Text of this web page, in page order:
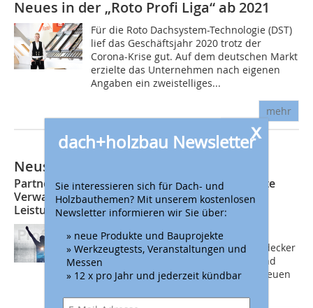
x
dach+holzbau Newsletter
Sie interessieren sich für Dach- und
Holzbauthemen? Mit unserem kostenlosen
Newsletter informieren wir Sie über:
» neue Produkte und Bauprojekte
» Werkzeugtests, Veranstaltungen und
Messen
» 12 x pro Jahr und jederzeit kündbar
Neues in der „Roto Profi Liga“ ab 2021
Für die Roto Dachsystem-Technologie (DST)
lief das Geschäftsjahr 2020 trotz der
Corona-Krise gut. Auf dem deutschen Markt
erzielte das Unternehmen nach eigenen
Angaben ein zweistelliges...
mehr
Neustart für die Roto Profi Liga
Partnerstatus von Bronze bis Gold / Vereinfachte
Verwaltung per App und Online-Portal/ Neue
Leistungen und Prämien
In die neue ProfiLiga haben wir viele
Bausteine integriert, mit denen Dachdecker
und Zimmerer ihre Kunden besser und
einfacher beraten und sich so auch neuen